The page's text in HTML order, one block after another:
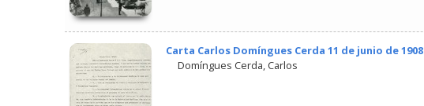
Carta Carlos Domíngues Cerda 11 de junio de 1908
Domíngues Cerda, Carlos